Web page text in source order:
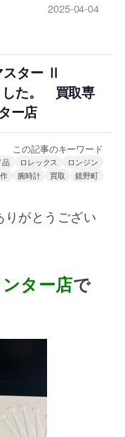
2025-04-04
ター Ⅱ
した。 買取専
ー店
この記事のキーワード
品 ロレックス
ロンジン
腕時計 買取 鏡野町
りがとうござい
ター店で